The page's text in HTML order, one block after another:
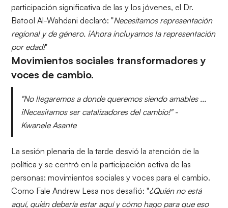
participación significativa de las y los jóvenes, el Dr.
Batool Al-Wahdani declaró: "Necesitamos representación
regional y de género. ¡Ahora incluyamos la representación
por edad!"
Movimientos sociales transformadores y
voces de cambio.
"No llegaremos a donde queremos siendo amables ...
¡Necesitamos ser catalizadores del cambio!" -
Kwanele Asante
La sesión plenaria de la tarde desvió la atención de la
política y se centró en la participación activa de las
personas: movimientos sociales y voces para el cambio.
Como Fale Andrew Lesa nos desafió: "¿Quién no está
aquí, quién debería estar aquí y cómo hago para que eso